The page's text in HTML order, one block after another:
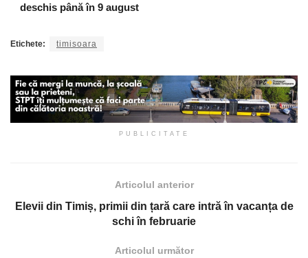
deschis până în 9 august
Etichete: timisoara
PUBLICITATE
Articolul anterior
Elevii din Timiș, primii din țară care intră în vacanța de
schi în februarie
Articolul următor